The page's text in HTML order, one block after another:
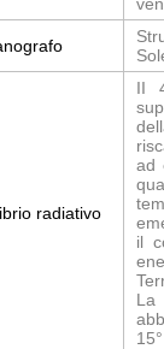
radiativo
II
ad
il
La